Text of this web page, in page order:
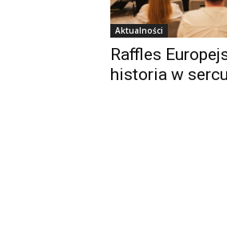
Aktualności
Raffles
historia w